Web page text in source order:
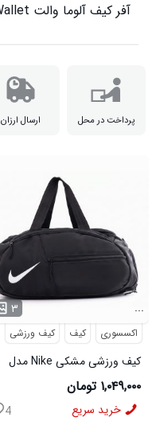
آفر کیف آلوما والت Aluma Wallet
پرداخت در محل ارسال ارزان
۳ ...
اکسسوری کیف کیف ورزشی
کیف ورزشی مشکی Nike مدل
50700
۱,۰۴۹,۰۰۰ تومان
خرید سریع 4